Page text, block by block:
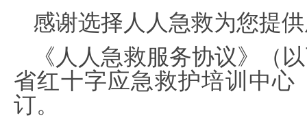
感谢选择人人急救为您提
《人人急救服务协议》（
省红十字应急救护培训中心
订。